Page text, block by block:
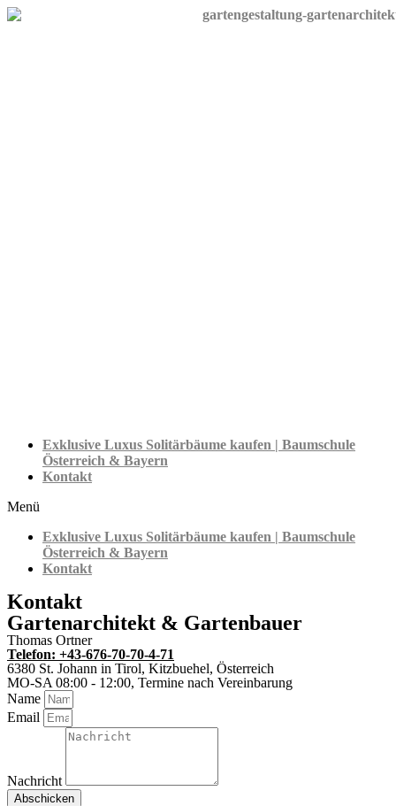
Exklusive Luxus Solitärbäume kaufen | Baumschule
Österreich & Bayern
Kontakt
Menü
Exklusive Luxus Solitärbäume kaufen | Baumschule
Österreich & Bayern
Kontakt
Kontakt
Gartenarchitekt & Gartenbauer
Thomas Ortner
Telefon: +43-676-70-70-4-71
6380 St. Johann in Tirol, Kitzbuehel, Österreich
MO-SA 08:00 - 12:00, Termine nach Vereinbarung
Name
Email
Nachricht
Abschicken